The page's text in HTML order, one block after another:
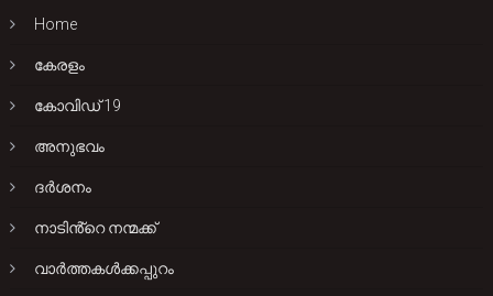
Home
കേരളം
കോവിഡ് 19
അനുഭവം
ദർശനം
നാടിൻ്റെ നന്മക്ക്
വാർത്തകൾക്കപ്പുറം